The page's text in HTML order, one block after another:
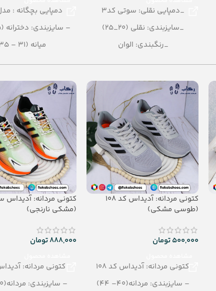
_دمپایی نقلی: سوتی کد3
_سایزبندی: نقلی (20_25)
_رنگبندی: الوان
_تعداد در کارتن: 40 جفت
_جنس: airblowing
دمپایی بچگانه :
– سایزبندی: دخترانه (25 – 30)
میانه (31 – 35)
– رنگبندی:
– تعداد در کارتن: 15 جفت
– جنس: eva soft
کتونی مردانه: آدیداس کد 108
(طوسی مشکی)
500,000تومان
کتونی مردانه: آدیداس کد 108
– سایزبندی: مردانه(40– 44)
کتونی مردانه: آدیداس
(مشکی نارنجی)
888,000تومان
کتونی مردانه:
– سایزبندی: مردانه(40– 44)